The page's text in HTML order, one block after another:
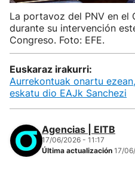
La portavoz del PNV en el
durante su intervención
Congreso. Foto: EFE.
Euskaraz irakurri:
Aurrekontuak onartu
eskatu dio EAJk Sanchezi
Agencias | EITB
17/06/2026 - 11:17
Última actualización 17/